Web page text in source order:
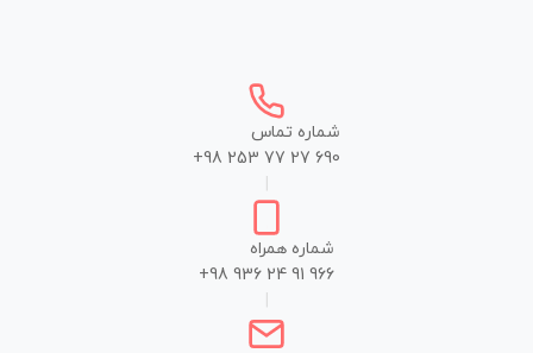
شماره تماس
+98 253 77 27 690
شماره همراه
+98 936 24 91 966